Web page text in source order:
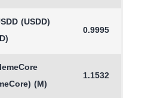
(USDD)
0.9995
(M)
1.1532